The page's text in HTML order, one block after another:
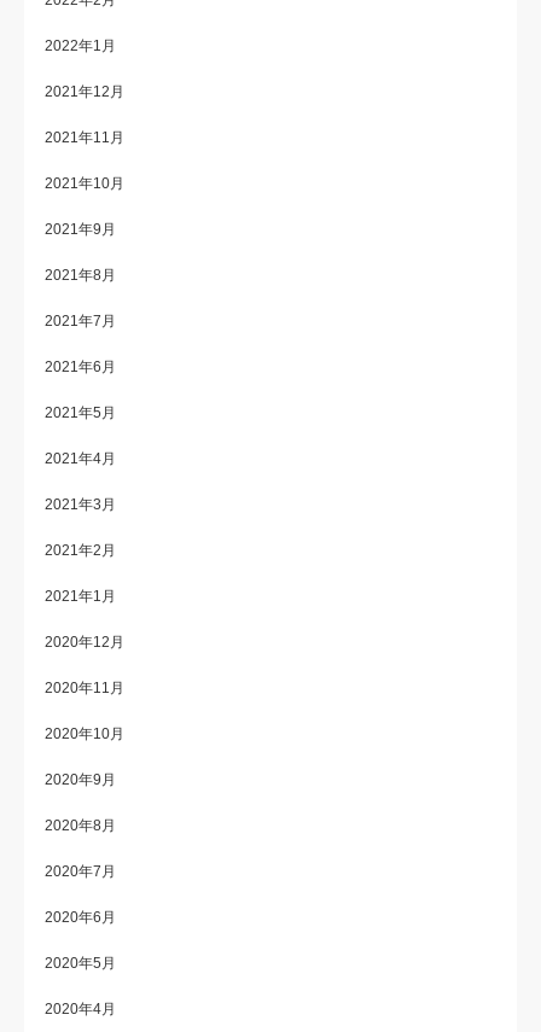
2022年1月
2021年12月
2021年11月
2021年10月
2021年9月
2021年8月
2021年7月
2021年6月
2021年5月
2021年4月
2021年3月
2021年2月
2021年1月
2020年12月
2020年11月
2020年10月
2020年9月
2020年8月
2020年7月
2020年6月
2020年5月
2020年4月